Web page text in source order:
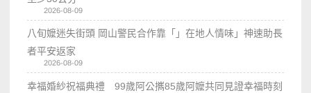
2026-08-09
八旬嬤迷失街頭 岡山警民合作靠「」在地人情味」神速助長
者平安返家
2026-08-09
幸福婚紗祝福典禮 99歲阿公𢹂85歲阿嬤共同見證幸福時刻